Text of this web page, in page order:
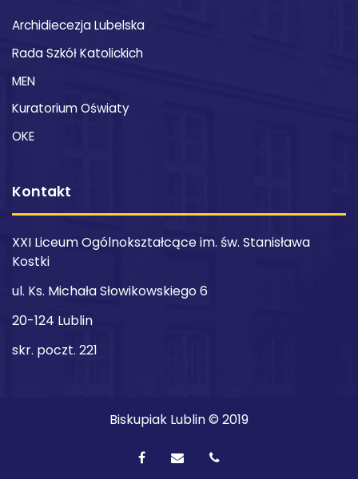
Archidiecezja Lubelska
Rada Szkół Katolickich
MEN
Kuratorium Oświaty
OKE
Kontakt
XXI Liceum Ogólnokształcące im. św. Stanisława
Kostki
ul. Ks. Michała Słowikowskiego 6
20-124 Lublin
skr. poczt. 221
Biskupiak Lublin © 2019